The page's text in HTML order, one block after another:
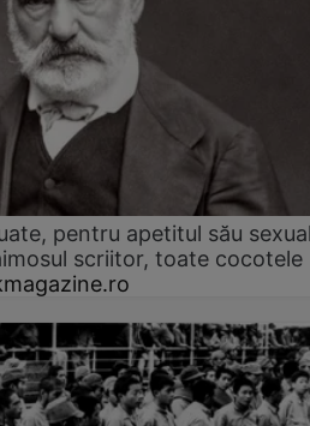
pentru apetitul său
scriitor, toate cocotele